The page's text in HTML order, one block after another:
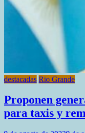
destacadas Rio Grande
Proponen
para taxis y